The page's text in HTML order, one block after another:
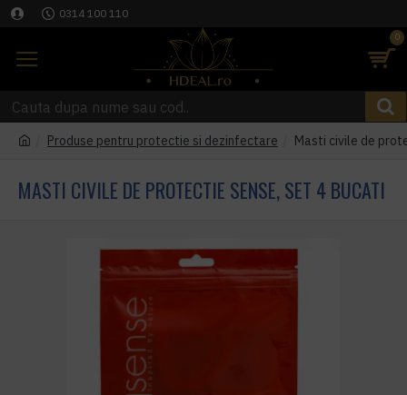
0314 100 110
0
Produse pentru protectie si dezinfectare Masti civile de
MASTI CIVILE DE PROTECTIE SENSE, SET 4 BUCATI